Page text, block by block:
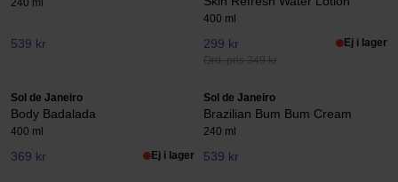
240 ml
539 kr
400 ml
299 kr
Ord. pris 349 kr
Ej i lager
Sol de Janeiro
Body Badalada
400 ml
369 kr Ej i lager
Sol de Janeiro
Brazilian Bum Bum Cream
240 ml
539 kr